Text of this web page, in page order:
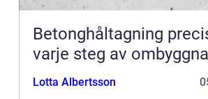
Betonghåltagning precision i
varje steg av
Lotta Albertsson